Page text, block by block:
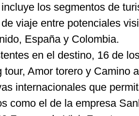
los segmentos de
viaje entre potenciales
España y Colombia.
en el destino, 16 de
Amor torero y Camino
internacionales que
como el de la empresa